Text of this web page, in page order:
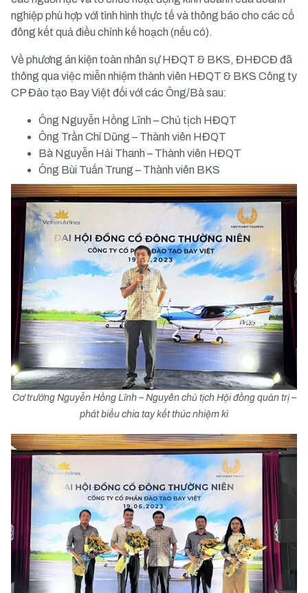
nghiệp phù hợp với tình hình thực tế và thông báo cho các cổ
đông kết quả điều chỉnh kế hoạch (nếu có).
Về phương án kiện toàn nhân sự HĐQT & BKS, ĐHĐCĐ đã
thông qua việc miễn nhiệm thành viên HĐQT & BKS Công ty
CP Đào tạo Bay Việt đối với các Ông/Bà sau:
Ông Nguyễn Hồng Lĩnh – Chủ tịch HĐQT
Ông Trần Chí Dũng – Thành viên HĐQT
Bà Nguyễn Hải Thanh – Thành viên HĐQT
Ông Bùi Tuấn Trung – Thành viên BKS
Cơ trưởng Nguyễn Hồng Lĩnh – Nguyên chủ tịch Hội đồng quản trị –
phát biểu chia tay kết thúc nhiệm kì